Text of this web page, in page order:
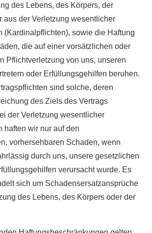
des Lebens, des Körpers, der
aus der Verletzung wesentlicher
(Kardinalpflichten), sowie die Haftung
die auf einer vorsätzlichen oder
Pflichtverletzung von uns, unseren
oder Erfüllungsgehilfen beruhen.
sind solche, deren
des Ziels des Vertrags
der Verletzung wesentlicher
haften wir nur auf den
vorhersehbaren Schaden, wenn
durch uns, unsere gesetzlichen
verursacht wurde. Es
sich um Schadensersatzansprüche
des Lebens, des Körpers oder der